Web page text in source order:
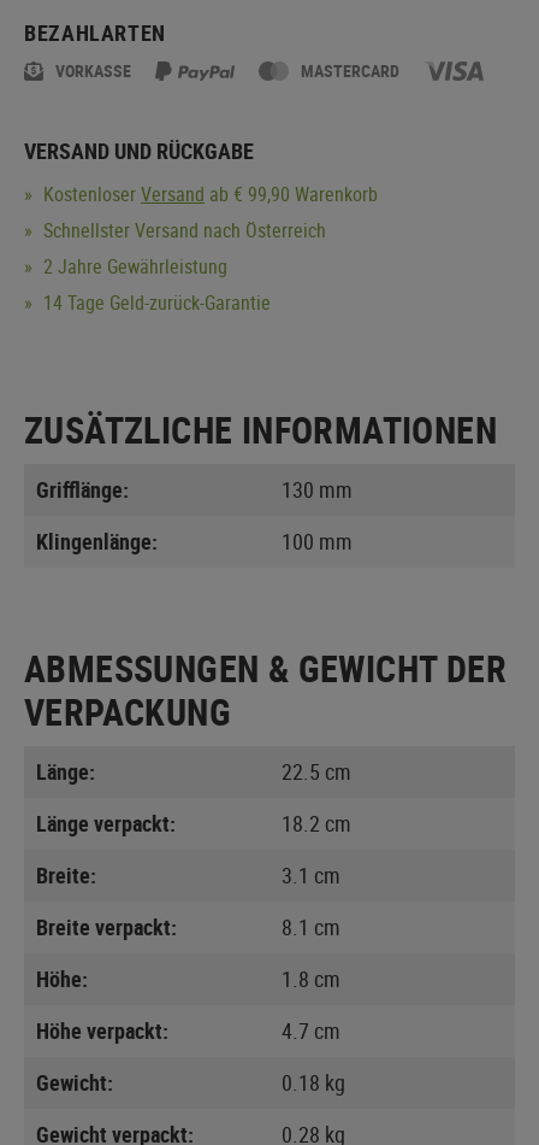
BEZAHLARTEN
VORKASSE MASTERCARD
VERSAND UND RÜCKGABE
KostenloserVersand ab € 99,90 Warenkorb
Schnellster Versand nach Österreich
2 Jahre Gewährleistung
14 Tage Geld-zurück-Garantie
ZUSÄTZLICHE INFORMATIONEN
Grifflänge:
130 mm
Klingenlänge:
100 mm
ABMESSUNGEN & GEWICHT DER
VERPACKUNG
Länge:
22.5 cm
Länge verpackt:
18.2 cm
Breite:
3.1 cm
Breite verpackt:
8.1 cm
Höhe:
1.8 cm
Höhe verpackt:
4.7 cm
Gewicht:
0.18 kg
Gewicht verpackt:
0.28 kg